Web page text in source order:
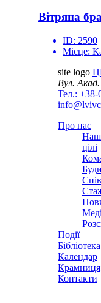
Вітряна
ID: 2590
Місце:
site logo
Вул.
Тел.: +38-
Про нас
цілі
Події
Бібліотека
Календар
Крамниця
Контакти